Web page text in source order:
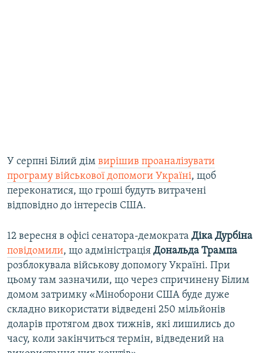
У серпні Білий дім вирішив проаналізувати
програму військової допомоги Україні, щоб
переконатися, що гроші будуть витрачені
відповідно до інтересів США.
12 вересня в офісі сенатора-демократа Діка Дурбіна
повідомили, що адміністрація Дональда Трампа
розблокувала військову допомогу Україні. При
цьому там зазначили, що через спричинену Білим
домом затримку «Міноборони США буде дуже
складно використати відведені 250 мільйонів
доларів протягом двох тижнів, які лишились до
часу, коли закінчиться термін, відведений на